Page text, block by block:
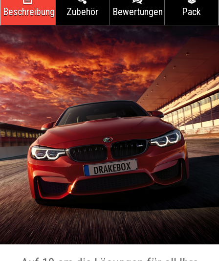
Beschreibung Zubehör Bewertungen Pack